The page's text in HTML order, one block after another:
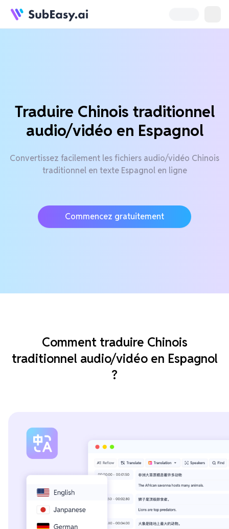
Traduire Chinois traditionnel
audio/vidéo en Espagnol
Convertissez facilement les fichiers audio/vidéo Chinois
traditionnel en texte Espagnol en ligne
Commencez gratuitement
Comment traduire Chinois
traditionnel audio/vidéo en Espagnol
?